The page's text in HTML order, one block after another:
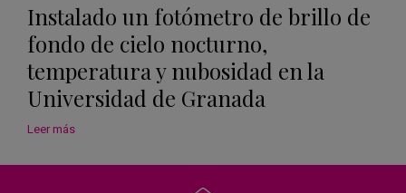
Instalado un fotómetro de brillo de
fondo de cielo nocturno,
temperatura y nubosidad en la
Universidad de Granada
Leer más